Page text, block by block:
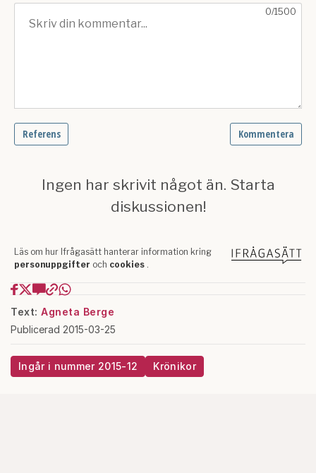
Text: Agneta Berge
Publicerad 2015-03-25
Ingår i nummer 2015-12 Krönikor